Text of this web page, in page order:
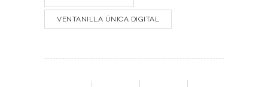
VENTANILLA ÚNICA DIGITAL